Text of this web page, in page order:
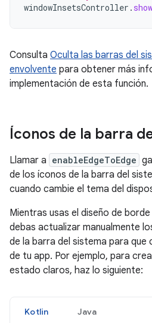
windowInsetsController . show
Consulta Oculta las barras del
envolvente para obtener más
implementación de esta función.
Íconos de la barra
Llamar a enableEdgeToEdge
de los íconos de la barra del
cuando cambie el tema del
Mientras usas el diseño de
debas actualizar manualmente
de la barra del sistema para
de tu app. Por ejemplo, para
estado claros, haz lo siguiente:
Kotlin Java